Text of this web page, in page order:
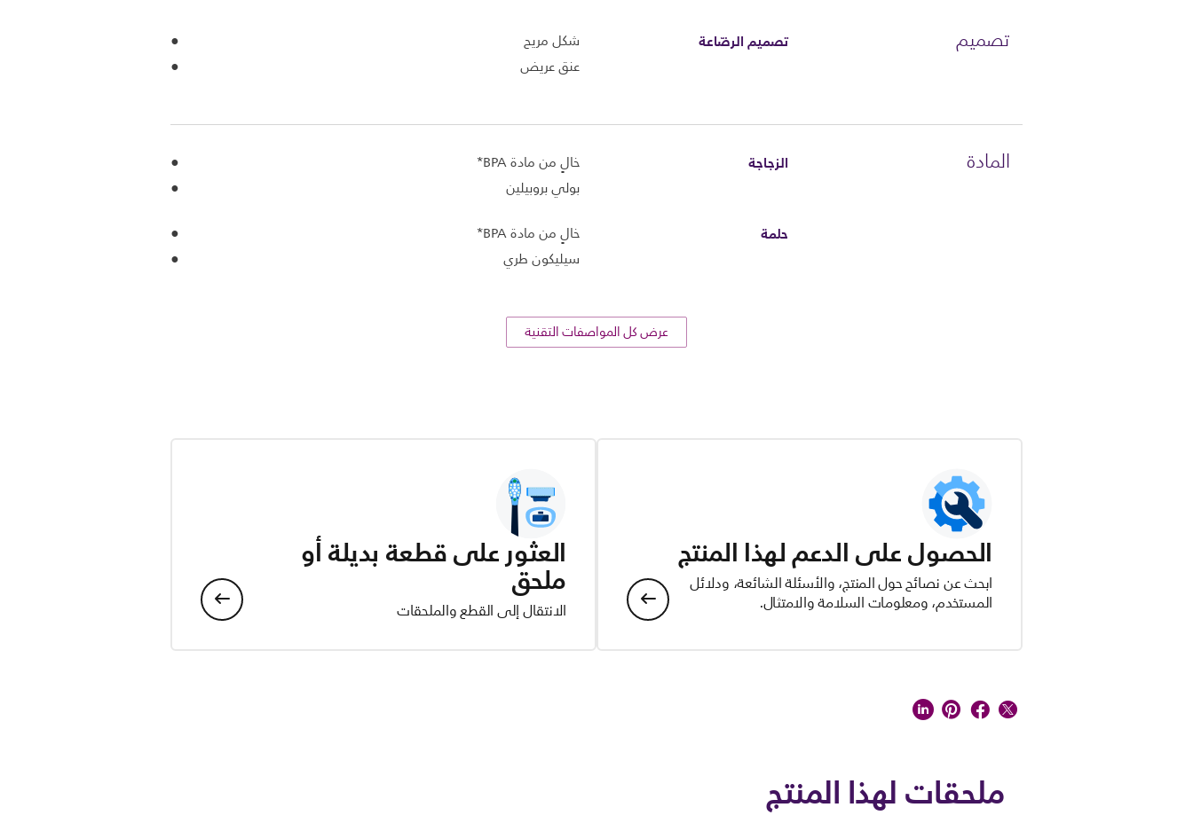
تصميم تصميم الرضّاعة
شكل مريح
عنق عريض
المادة الزجاجة
خالٍ من مادة BPA*
بولي بروبيلين
حلمة
خالٍ من مادة BPA*
سيليكون طري
عرض كل المواصفات التقنية
الحصول على الدعم لهذا المنتج
ابحث عن نصائح حول المنتج، والأسئلة الشائعة، ودلائل
المستخدم، ومعلومات السلامة والامتثال.
العثور على قطعة بديلة أو
ملحق
الانتقال إلى القطع والملحقات
ملحقات لهذا المنتج